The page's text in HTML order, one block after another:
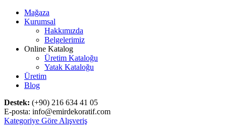
Mağaza
Kurumsal
Hakkımızda
Belgelerimiz
Online Katalog
Üretim Kataloğu
Yatak Kataloğu
Üretim
Blog
Destek: (+90) 216 634 41 05
E-posta: info@emirdekoratif.com
Kategoriye Göre Alışveriş